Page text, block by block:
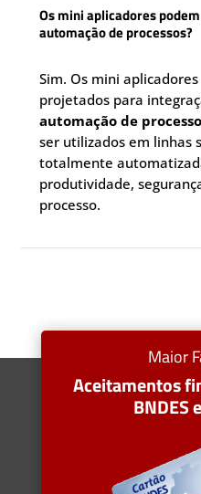
Os mini aplicadores
automação de processos?
Sim. Os mini
projetados para
automação de
ser utilizados em linhas
totalmente
produtividade,
processo.
Maior
Aceitamentos
BNDES